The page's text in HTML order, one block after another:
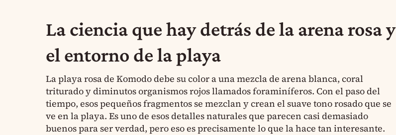
La ciencia que hay detrás de la arena rosa y
el entorno de la playa
La playa rosa de Komodo debe su color a una mezcla de arena blanca, coral
triturado y diminutos organismos rojos llamados foraminíferos. Con el paso del
tiempo, esos pequeños fragmentos se mezclan y crean el suave tono rosado que se
ve en la playa. Es uno de esos detalles naturales que parecen casi demasiado
buenos para ser verdad, pero eso es precisamente lo que la hace tan interesante.